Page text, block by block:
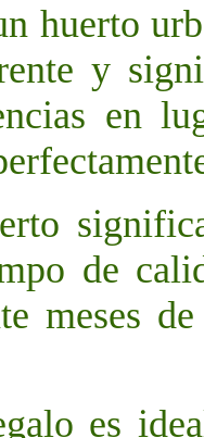
huerto
y
en
de
meses
es